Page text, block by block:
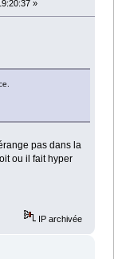
»
pas dans la
ou il fait hyper
IP archivée